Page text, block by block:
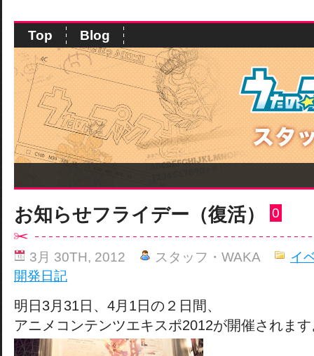
Top Blog
お知らせフライデー（復活） 0
3月 30TH, 2012 スタッフ・WAKA
イ
開発日記
明日3月31日、4月1日の２日間、
アニメコンテンツエキスポ2012が開催されま